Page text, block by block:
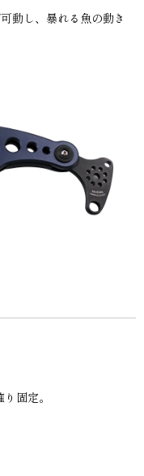
動し、暴れる魚の動き
固定。